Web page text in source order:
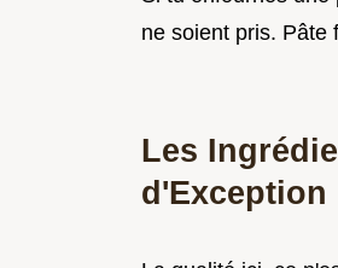
ne soient pris. Pâte
Les
d'Exception